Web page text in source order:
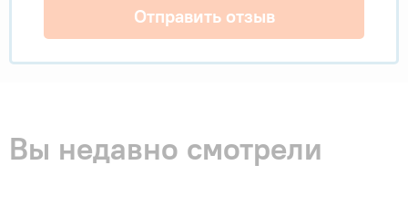
Отправить отзыв
Вы недавно смотрели